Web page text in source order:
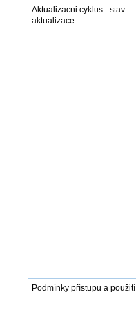
Aktualizacni cyklus - stav
aktualizace
Podmínky přístupu a použití